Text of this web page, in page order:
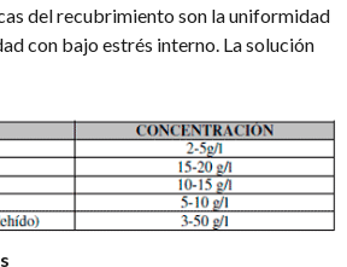
del recubrimiento son la uniformidad
con bajo estrés interno. La solución